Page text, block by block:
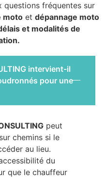
questions fréquentes sur
moto et dépannage moto
et modalités de
intervient-il
pour une
peut
chemins si le
au lieu.
du
que le chauffeur